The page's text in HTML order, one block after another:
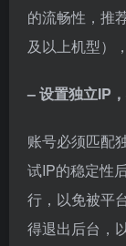
的流畅性，推
及以上机型）
– 设置独立IP
账号必须匹配
试IP的稳定性
行，以免被平
得退出后台，